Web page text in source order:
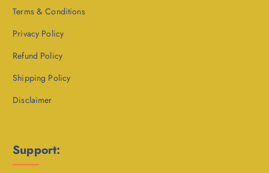
Terms & Conditions
Privacy Policy
Refund Policy
Shipping Policy
Disclaimer
Support: